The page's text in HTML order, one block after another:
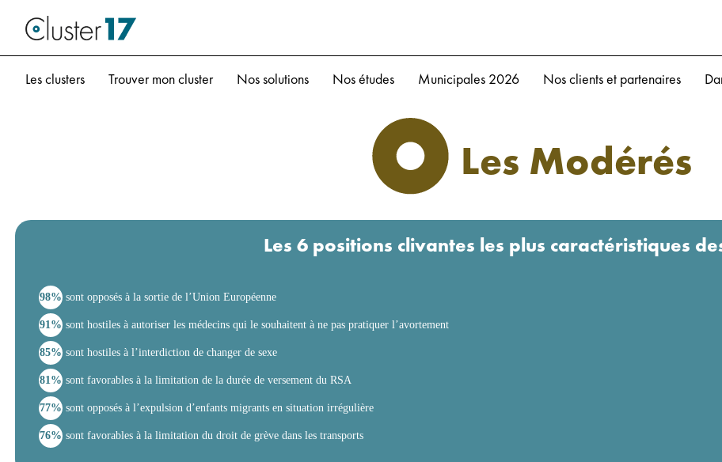
Les clusters Trouver mon cluster Nos solutions Nos études Municipales 2026 Nos clients et partenaires
Les Modérés
Les 6 positions clivantes les plus caractéristiques
98%sont opposés à la sortie de l’Union Européenne
91%sont hostiles à autoriser les médecins qui le souhaitent à ne pas pratiquer l’avortement
85%sont hostiles à l’interdiction de changer de sexe
81%sont favorables à la limitation de la durée de versement du RSA
77%sont opposés à l’expulsion d’enfants migrants en situation irrégulière
76%sont favorables à la limitation du droit de grève dans les transports